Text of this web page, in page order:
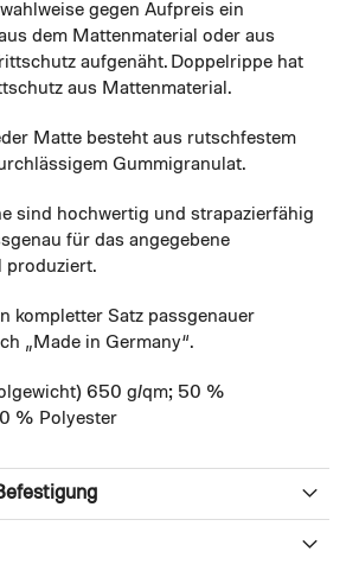
gegen Aufpreis ein
dem Mattenmaterial oder aus
aufgenäht. Doppelrippe hat
aus Mattenmaterial.
Matte besteht aus rutschfestem
Gummigranulat.
sind hochwertig und strapazierfähig
für das angegebene
produziert.
kompletter Satz passgenauer
„Made in Germany“.
650 g/qm; 50 %
% Polyester